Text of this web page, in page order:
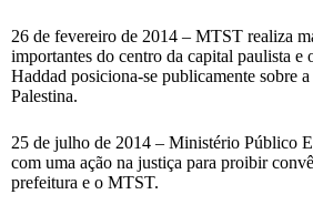
26 de fevereiro de 2014 – MTST realiza
importantes do centro da capital paulista e
Haddad posiciona-se publicamente sobre
Palestina.
25 de julho de 2014 – Ministério Público
com uma ação na justiça para proibir
prefeitura e o MTST.